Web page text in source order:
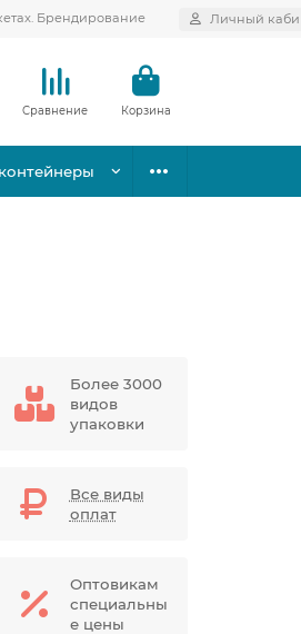
Брендирование Личный
Сравнение Корзина
Более 3000
видов
упаковки
Все виды
оплат
Оптовикам
специальны
е цены